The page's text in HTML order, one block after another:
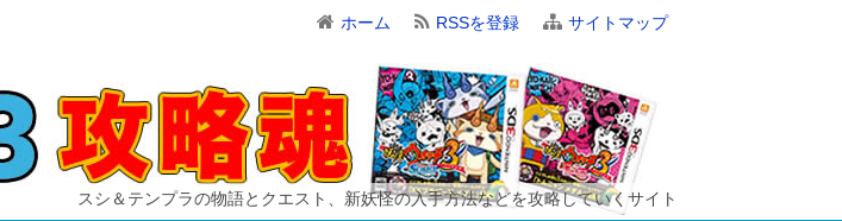
ホーム RSSを登録 サイトマップ
スシ＆テンプラの物語とクエスト、新妖怪の入手方法などを攻略していくサイト